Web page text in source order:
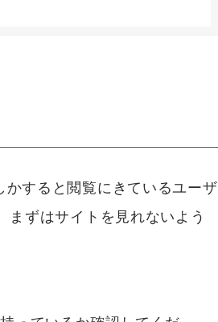
かすると閲覧にきているユーザ
まずはサイトを見れないよう